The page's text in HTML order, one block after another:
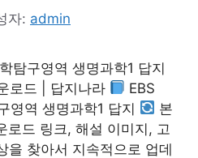
자: admin
탐구영역 생명과학1 답지
로드 | 답지나라
EBS
영역 생명과학1 답지
본
로드 링크, 해설 이미지, 고
을 찾아서 지속적으로 업데